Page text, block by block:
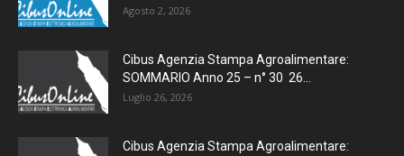
Agosto 2, 2026
Cibus Agenzia Stampa Agroalimentare:
SOMMARIO Anno 25 – n° 30 26...
Luglio 26, 2026
Cibus Agenzia Stampa Agroalimentare: